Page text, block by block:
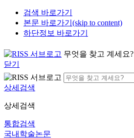
검색 바로가기
본문 바로가기(skip to content)
하단정보 바로가기
무엇을 찾고 계세요?
닫기
상세검색
상세검색
통합검색
국내학술논문